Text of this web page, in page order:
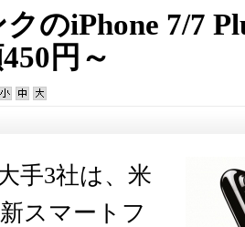
のiPhone 7/7
円～
手3社は、米
スマートフ